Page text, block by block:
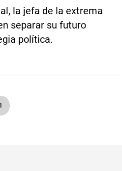
la jefa de la extrema
separar su futuro
política.
1